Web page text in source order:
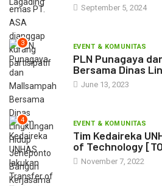
September 5, 2024
3 EVENT & KOMUNITAS
PLN Punagaya
Bersama Dinas
June 13, 2023
4 EVENT & KOMUNITAS
Tim Kedaireka
of Technology
November 7, 2022